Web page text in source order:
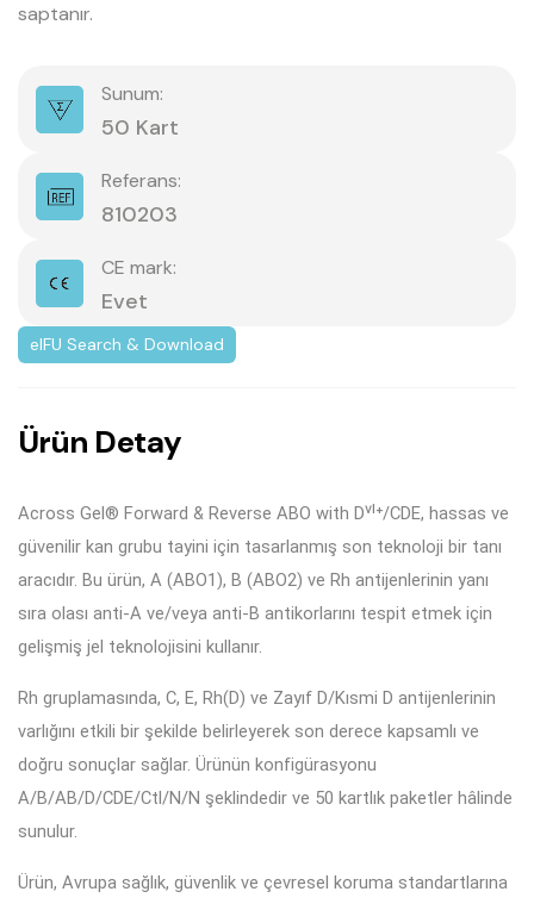
saptanır.
Sunum:
50 Kart
Referans:
810203
CE mark:
Evet
eIFU Search & Download
Ürün Detay
Across Gel® Forward & Reverse ABO with Dⱽᴵ⁺/CDE, hassas ve
güvenilir kan grubu tayini için tasarlanmış son teknoloji bir tanı
aracıdır. Bu ürün, A (ABO1), B (ABO2) ve Rh antijenlerinin yanı
sıra olası anti-A ve/veya anti-B antikorlarını tespit etmek için
gelişmiş jel teknolojisini kullanır.
Rh gruplamasında, C, E, Rh(D) ve Zayıf D/Kısmi D antijenlerinin
varlığını etkili bir şekilde belirleyerek son derece kapsamlı ve
doğru sonuçlar sağlar. Ürünün konfigürasyonu
A/B/AB/D/CDE/Ctl/N/N şeklindedir ve 50 kartlık paketler hâlinde
sunulur.
Ürün, Avrupa sağlık, güvenlik ve çevresel koruma standartlarına